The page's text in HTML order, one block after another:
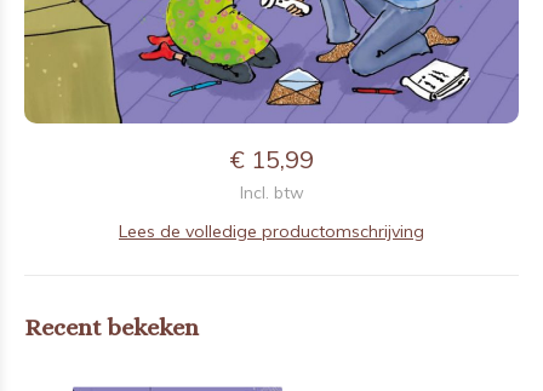
€ 15,99
Incl. btw
Lees de volledige productomschrijving
Recent bekeken